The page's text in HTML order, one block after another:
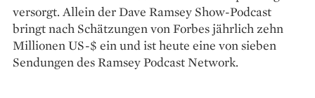
versorgt. Allein der Dave Ramsey Show-Podcast
bringt nach Schätzungen von Forbes jährlich zehn
Millionen US-$ ein und ist heute eine von sieben
Sendungen des Ramsey Podcast Network.